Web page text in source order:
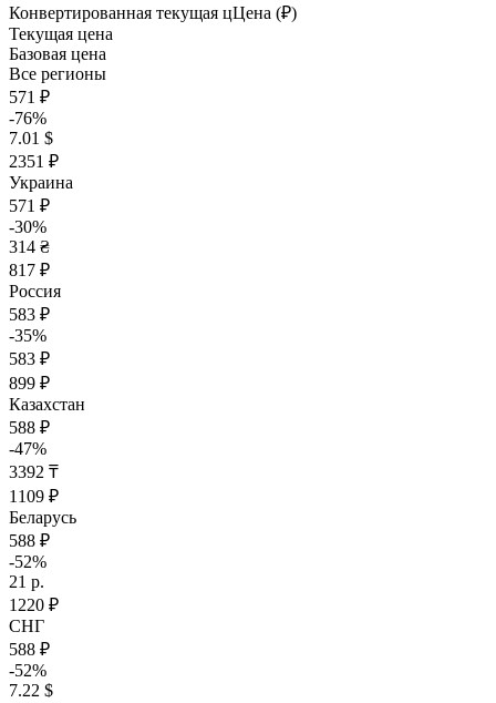
Конвертированная текущая цЦена (₽)
Текущая цена
Базовая цена
Все регионы
571 ₽
-76%
7.01 $
2351 ₽
Украина
571 ₽
-30%
314 ₴
817 ₽
Россия
583 ₽
-35%
583 ₽
899 ₽
Казахстан
588 ₽
-47%
3392 ₸
1109 ₽
Беларусь
588 ₽
-52%
21 р.
1220 ₽
СНГ
588 ₽
-52%
7.22 $